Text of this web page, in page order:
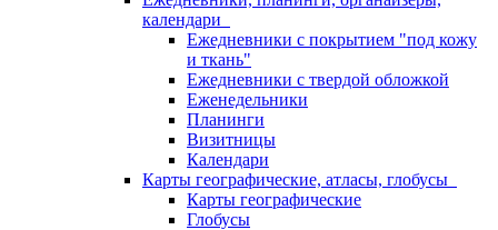
календари
Ежедневники с покрытием "под кожу
и ткань"
Ежедневники с твердой обложкой
Еженедельники
Планинги
Визитницы
Календари
Карты географические, атласы, глобусы
Карты географические
Глобусы